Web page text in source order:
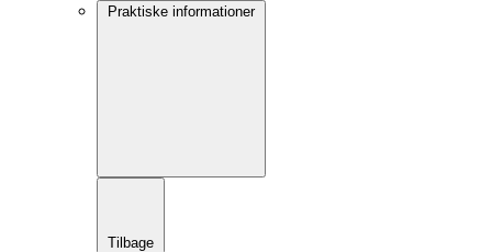
Praktiske informationer
Tilbage